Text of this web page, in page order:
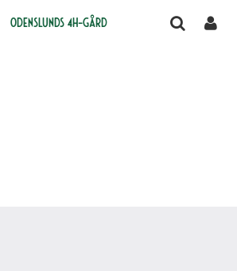
Odenslunds 4H-gård